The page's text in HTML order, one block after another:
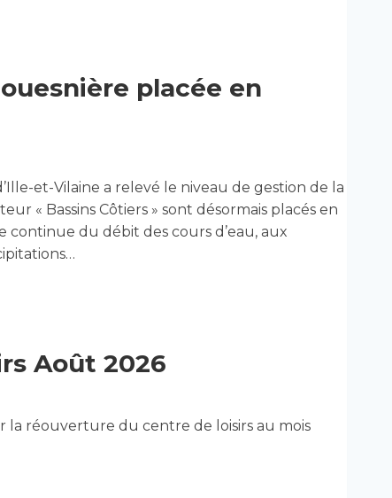
placée en
et-Vilaine a relevé le niveau de gestion de la
« Bassins Côtiers » sont désormais placés en
continue du débit des cours d’eau, aux
Août 2026
la réouverture du centre de loisirs au mois